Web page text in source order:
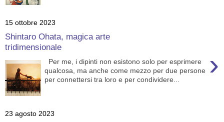
15 ottobre 2023
Shintaro Ohata, magica arte
tridimensionale
›
Per me, i dipinti non esistono solo per esprimere
qualcosa, ma anche come mezzo per due persone
per connettersi tra loro e per condividere...
23 agosto 2023